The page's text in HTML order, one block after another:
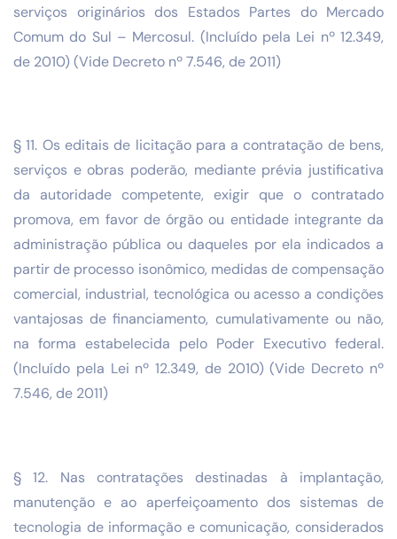
serviços originários dos Estados Partes do Mercado
Comum do Sul – Mercosul. (Incluído pela Lei nº 12.349,
de 2010) (Vide Decreto nº 7.546, de 2011)
§ 11. Os editais de licitação para a contratação de bens,
serviços e obras poderão, mediante prévia justificativa
da autoridade competente, exigir que o contratado
promova, em favor de órgão ou entidade integrante da
administração pública ou daqueles por ela indicados a
partir de processo isonômico, medidas de compensação
comercial, industrial, tecnológica ou acesso a condições
vantajosas de financiamento, cumulativamente ou não,
na forma estabelecida pelo Poder Executivo federal.
(Incluído pela Lei nº 12.349, de 2010) (Vide Decreto nº
7.546, de 2011)
§ 12. Nas contratações destinadas à implantação,
manutenção e ao aperfeiçoamento dos sistemas de
tecnologia de informação e comunicação, considerados